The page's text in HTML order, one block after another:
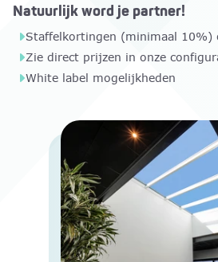
Natuurlijk word je partner!
Staffelkortingen (minimaal 10%)
Zie direct prijzen in onze
White label mogelijkheden